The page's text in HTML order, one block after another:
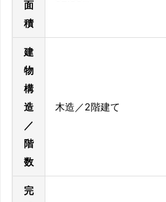
面
積
建
物
構
造
／
階
数
木造／2階建て
完